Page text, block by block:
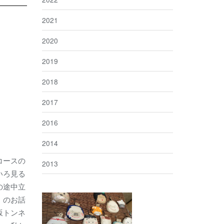
ースの
ろ見る
途中立
のお話
トンネ
2021
2020
2019
2018
2017
2016
2014
2013